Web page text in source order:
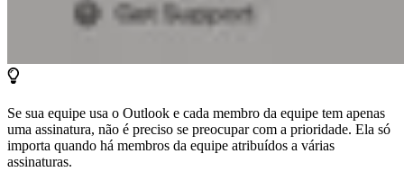
Se sua equipe usa o Outlook e cada membro da equipe tem apenas
uma assinatura, não é preciso se preocupar com a prioridade. Ela só
importa quando há membros da equipe atribuídos a várias
assinaturas.